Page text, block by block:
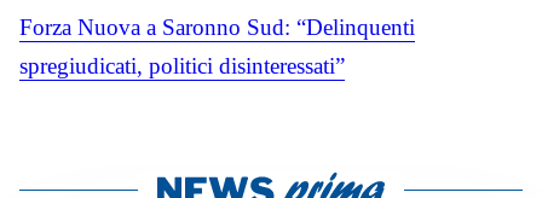
Forza Nuova a Saronno Sud: “Delinquenti
spregiudicati, politici disinteressati”